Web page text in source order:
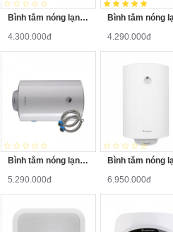
Bình tắm nóng lạnh Ariston PRO-R50V 2.5FE 50 Lít
4.300.000đ
4.290.000đ
Bình tắm nóng lạnh Ariston PRO-R80H 2.5FE 80 Lít
5.290.000đ
6.950.000đ